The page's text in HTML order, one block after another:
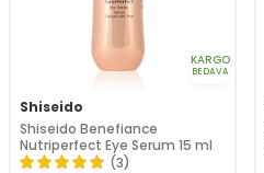
KARGO
BEDAVA
Shiseido
Shiseido Benefiance
Nutriperfect Eye Serum 15 ml
(3)